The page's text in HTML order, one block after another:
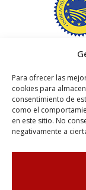
Para ofrecer las
cookies para
consentimiento de
como el
en este sitio. No
negativamente a